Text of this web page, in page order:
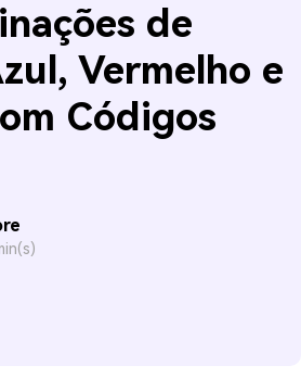
de
Vermelho e
Códigos